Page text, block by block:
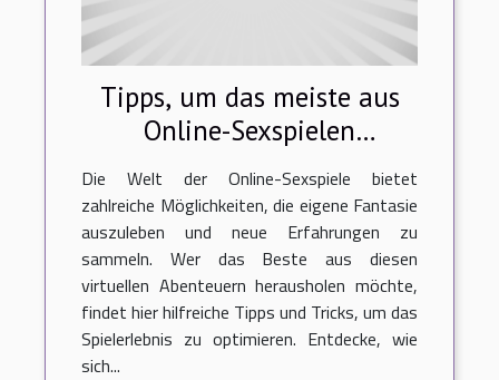
Tipps, um das meiste aus
Online-Sexspielen
herauszuholen
Die Welt der Online-Sexspiele bietet
zahlreiche Möglichkeiten, die eigene Fantasie
auszuleben und neue Erfahrungen zu
sammeln. Wer das Beste aus diesen
virtuellen Abenteuern herausholen möchte,
findet hier hilfreiche Tipps und Tricks, um das
Spielerlebnis zu optimieren. Entdecke, wie
sich...